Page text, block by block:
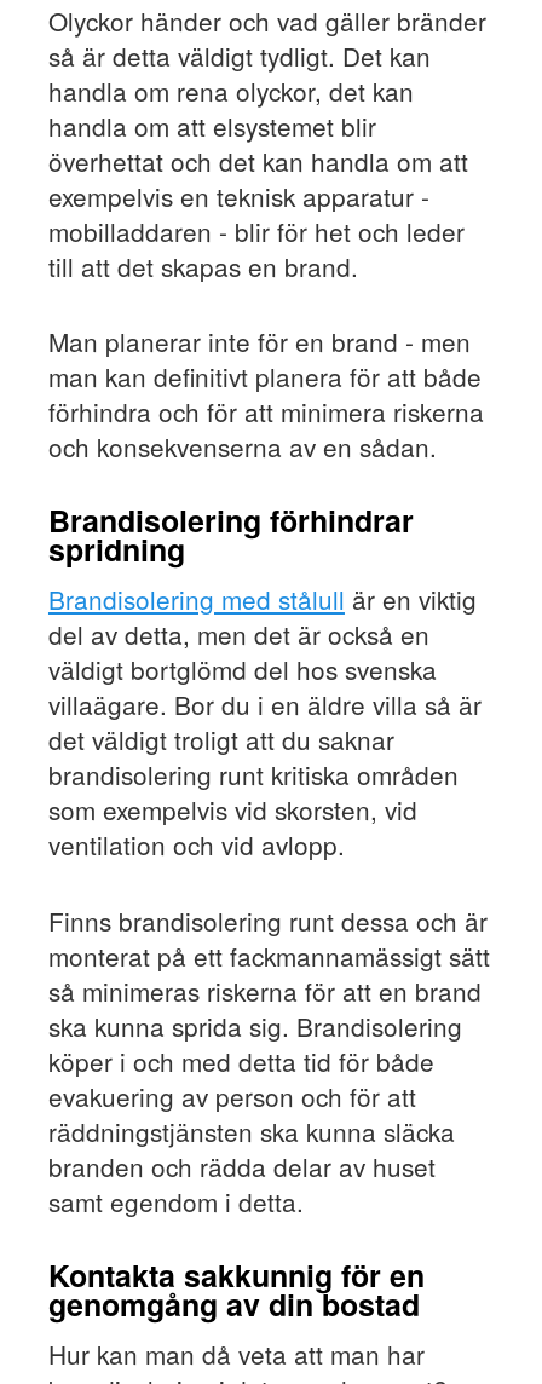
Olyckor händer och vad gäller bränder
så är detta väldigt tydligt. Det kan
handla om rena olyckor, det kan
handla om att elsystemet blir
överhettat och det kan handla om att
exempelvis en teknisk apparatur -
mobilladdaren - blir för het och leder
till att det skapas en brand.
Man planerar inte för en brand - men
man kan definitivt planera för att både
förhindra och för att minimera riskerna
och konsekvenserna av en sådan.
Brandisolering förhindrar
spridning
Brandisolering med stålull är en viktig
del av detta, men det är också en
väldigt bortglömd del hos svenska
villaägare. Bor du i en äldre villa så är
det väldigt troligt att du saknar
brandisolering runt kritiska områden
som exempelvis vid skorsten, vid
ventilation och vid avlopp.
Finns brandisolering runt dessa och är
monterat på ett fackmannamässigt sätt
så minimeras riskerna för att en brand
ska kunna sprida sig. Brandisolering
köper i och med detta tid för både
evakuering av person och för att
räddningstjänsten ska kunna släcka
branden och rädda delar av huset
samt egendom i detta.
Kontakta sakkunnig för en
genomgång av din bostad
Hur kan man då veta att man har